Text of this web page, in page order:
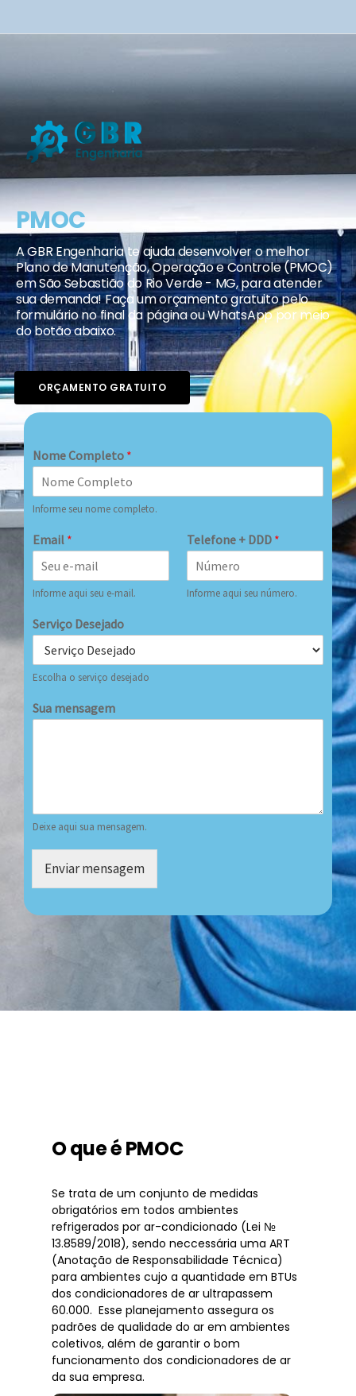
PMOC
A GBR Engenharia te ajuda desenvolver o melhor
Plano de Manutenção, Operação e Controle (PMOC)
em São Sebastião do Rio Verde - MG, para atender
sua demanda! Faça um orçamento gratuito pelo
formulário no final da página ou WhatsApp por meio
do botão abaixo.
ORÇAMENTO GRATUITO
Nome Completo *
Informe seu nome completo.
Email *
Informe aqui seu e-mail.
Telefone + DDD *
Informe aqui seu número.
Serviço Desejado
Escolha o serviço desejado
Sua mensagem
Deixe aqui sua mensagem.
Enviar mensagem
O que é PMOC
Se trata de um conjunto de medidas
obrigatórios em todos ambientes
refrigerados por ar-condicionado (Lei №
13.8589/2018), sendo neccessária uma ART
(Anotação de Responsabilidade Técnica)
para ambientes cujo a quantidade em BTUs
dos condicionadores de ar ultrapassem
60.000. Esse planejamento assegura os
padrões de qualidade do ar em ambientes
coletivos, além de garantir o bom
funcionamento dos condicionadores de ar
da sua empresa.